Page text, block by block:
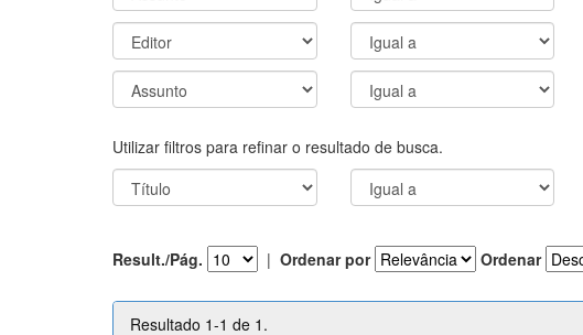
Utilizar filtros para refinar o resultado de busca.
Result./Pág. | Ordenar por Ordenar
Resultado 1-1 de 1.